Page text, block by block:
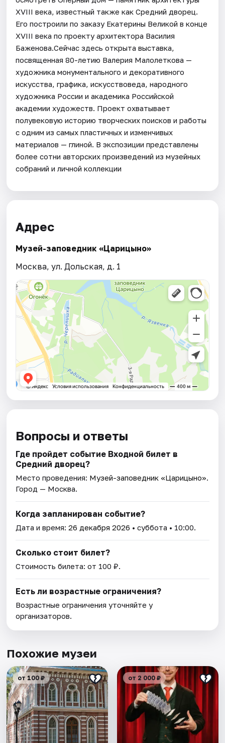
XVIII века, известный также как Средний дворец.
Его построили по заказу Екатерины Великой в конце
XVIII века по проекту архитектора Василия
Баженова.Сейчас здесь открыта выставка,
посвященная 80-летию Валерия Малолеткова —
художника монументального и декоративного
искусства, графика, искусствоведа, народного
художника России и академика Российской
академии художеств. Проект охватывает
полувековую историю творческих поисков и работы
с одним из самых пластичных и изменчивых
материалов — глиной. В экспозиции представлены
более сотни авторских произведений из музейных
собраний и личной коллекции
Адрес
Музей-заповедник «Царицыно»
Москва, ул. Дольская, д. 1
Вопросы и ответы
Где пройдет событие Входной билет в
Средний дворец?
Место проведения: Музей-заповедник «Царицыно».
Город — Москва.
Когда запланирован событие?
Дата и время:26 декабря 2026 • суббота • 10:00.
Сколько стоит билет?
Стоимость билета: от 100 ₽.
Есть ли возрастные ограничения?
Возрастные ограничения уточняйте у
организаторов.
Похожие музеи
от 100 ₽ от 2 000 ₽